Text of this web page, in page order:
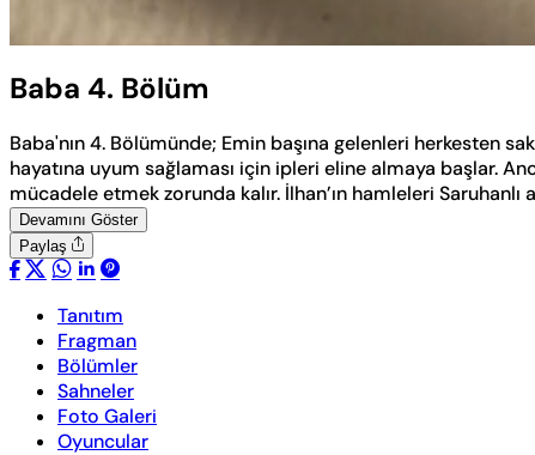
Baba 4. Bölüm
Baba'nın 4. Bölümünde; Emin başına gelenleri herkesten
hayatına uyum sağlaması için ipleri eline almaya başlar.
mücadele etmek zorunda kalır. İlhan’ın hamleleri
Devamını Göster
Paylaş
Tanıtım
Fragman
Bölümler
Sahneler
Foto Galeri
Oyuncular